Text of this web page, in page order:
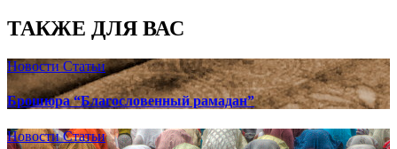
ТАКЖЕ ДЛЯ ВАС
НовостиСтатьи
Брошюра “Благословенный рамадан”
НовостиСтатьи